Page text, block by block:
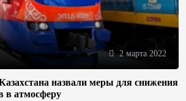
2 марта 2022
назвали меры для снижения
в атмосферу